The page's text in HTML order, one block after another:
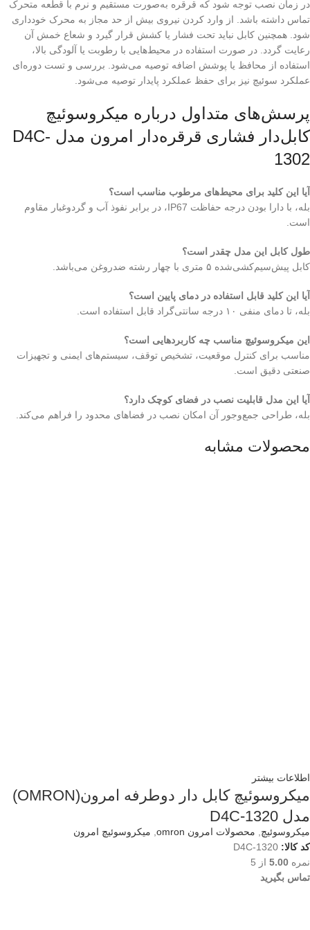
در زمان نصب توجه شود که قرقره به‌صورت مستقیم و نرم با قطعه متحرک
تماس داشته باشد. از وارد کردن نیروی بیش از حد مجاز به محرک خودداری
شود. همچنین کابل نباید تحت فشار یا کشش قرار گیرد و شعاع خمش آن
رعایت گردد. در صورت استفاده در محیط‌هایی با رطوبت یا آلودگی بالا،
استفاده از محافظ یا پوشش اضافه توصیه می‌شود. بررسی و تست دوره‌ای
عملکرد سوئیچ نیز برای حفظ عملکرد پایدار توصیه می‌شود.
پرسش‌های متداول درباره میکروسوئیچ
کابل‌دار فشاری قرقره‌دار امرون مدل D4C-
1302
آیا این کلید برای محیط‌های مرطوب مناسب است؟
بله، با دارا بودن درجه حفاظت IP67، در برابر نفوذ آب و گردوغبار مقاوم
است.
طول کابل این مدل چقدر است؟
کابل پیش‌سیم‌کشی‌شده ۵ متری با چهار رشته ضدروغن می‌باشد.
آیا این کلید قابل استفاده در دمای پایین است؟
بله، تا دمای منفی ۱۰ درجه سانتی‌گراد قابل استفاده است.
این میکروسوئیچ مناسب چه کاربردهایی است؟
مناسب برای کنترل موقعیت، تشخیص توقف، سیستم‌های ایمنی و تجهیزات
صنعتی دقیق است.
آیا این مدل قابلیت نصب در فضای کوچک دارد؟
بله، طراحی جمع‌وجور آن امکان نصب در فضاهای محدود را فراهم می‌کند.
محصولات مشابه
اطلاعات بیشتر
میکروسوئیچ کابل دار دوطرفه امرون(OMRON)
مدل D4C-1320
میکروسوئیچ محصولات امرون omron
میکروسوئیچ امرون
کد کالا: D4C-1320
نمره 5.00 از 5
تماس بگیرید